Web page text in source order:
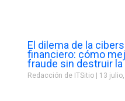
El dilema de la
financiero: cómo
fraude sin destruir
Redacción de ITSitio 13